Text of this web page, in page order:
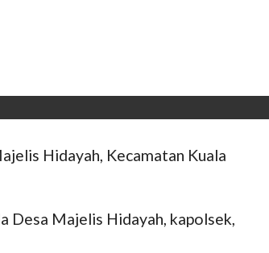
Hidayah, Kecamatan Kuala
Desa Majelis Hidayah, kapolsek,